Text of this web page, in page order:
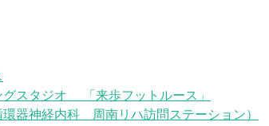
スタジオ 「来歩フットルース」
器神経内科 周南リハ訪問ステーション）